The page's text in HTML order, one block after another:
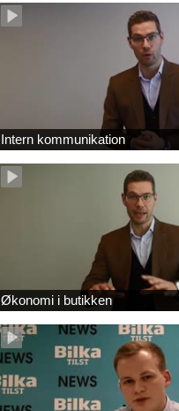
Intern kommunikation
Økonomi i butikken